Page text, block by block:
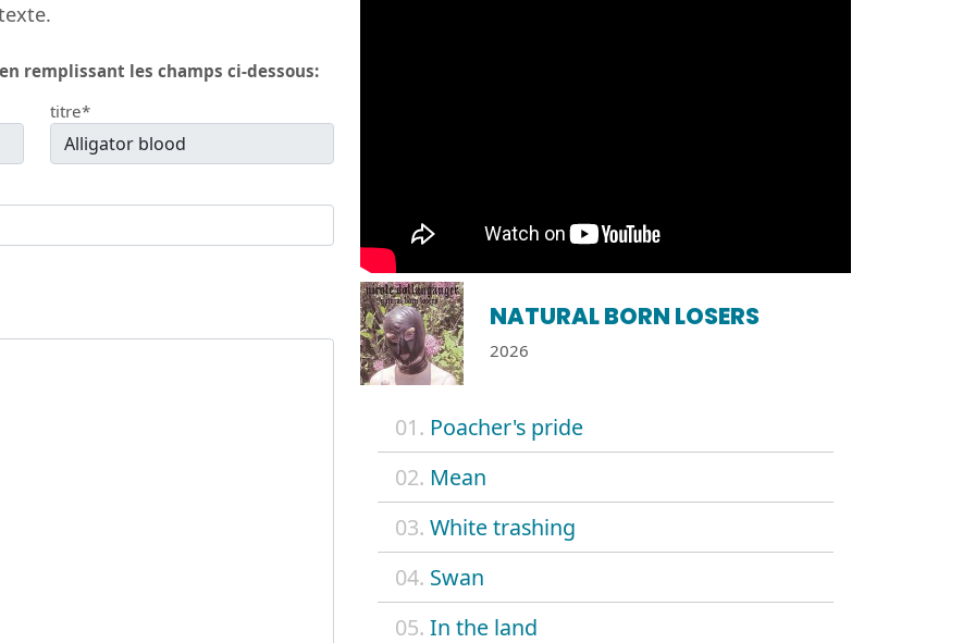
NATURAL BORN LOSERS
2026
01. Poacher's pride
02. Mean
03. White trashing
04. Swan
05. In the land
remplissant les champs ci-dessous:
titre*